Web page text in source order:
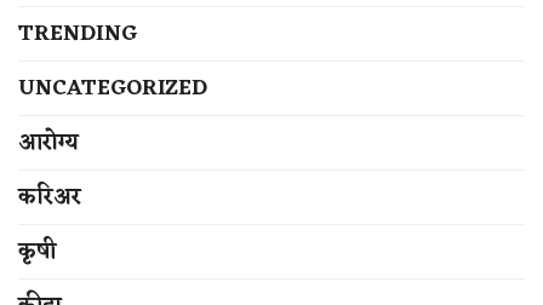
TRENDING
UNCATEGORIZED
आरोग्य
करिअर
कृषी